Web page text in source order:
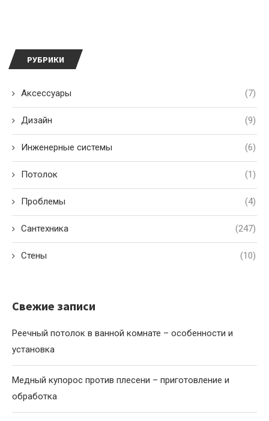
РУБРИКИ
Аксессуары (7)
Дизайн (9)
Инженерные системы (6)
Потолок (1)
Проблемы (4)
Сантехника (247)
Стены (10)
Свежие записи
Реечный потолок в ванной комнате – особенности и
установка
Медный купорос против плесени – приготовление и
обработка